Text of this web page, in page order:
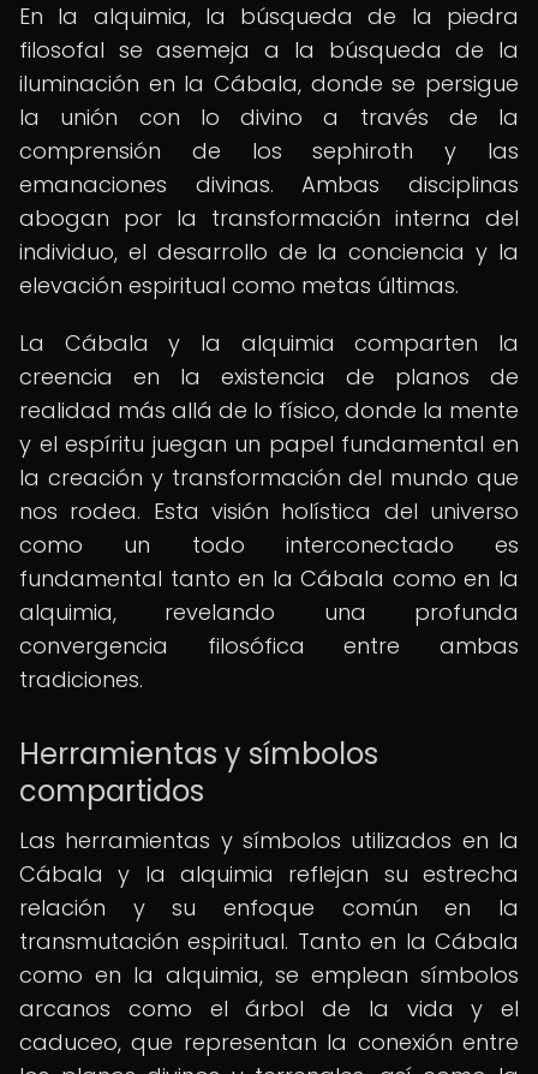
En la alquimia, la búsqueda de la piedra
filosofal se asemeja a la búsqueda de la
iluminación en la Cábala, donde se persigue
la unión con lo divino a través de la
comprensión de los sephiroth y las
emanaciones divinas. Ambas disciplinas
abogan por la transformación interna del
individuo, el desarrollo de la conciencia y la
elevación espiritual como metas últimas.
La Cábala y la alquimia comparten la
creencia en la existencia de planos de
realidad más allá de lo físico, donde la mente
y el espíritu juegan un papel fundamental en
la creación y transformación del mundo que
nos rodea. Esta visión holística del universo
como un todo interconectado es
fundamental tanto en la Cábala como en la
alquimia, revelando una profunda
convergencia filosófica entre ambas
tradiciones.
Herramientas y símbolos
compartidos
Las herramientas y símbolos utilizados en la
Cábala y la alquimia reflejan su estrecha
relación y su enfoque común en la
transmutación espiritual. Tanto en la Cábala
como en la alquimia, se emplean símbolos
arcanos como el árbol de la vida y el
caduceo, que representan la conexión entre